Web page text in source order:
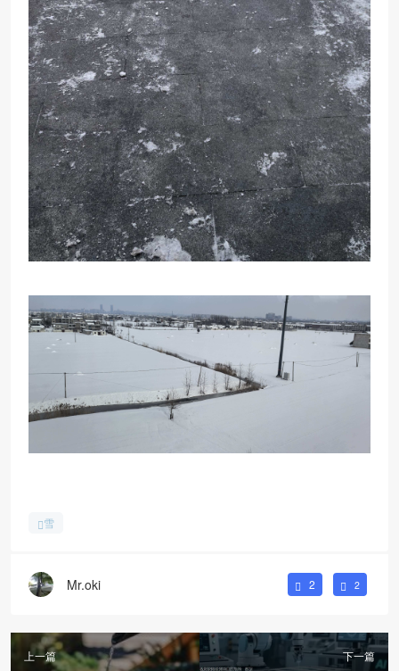
雪
Mr.oki 2 2
上一篇
下一篇